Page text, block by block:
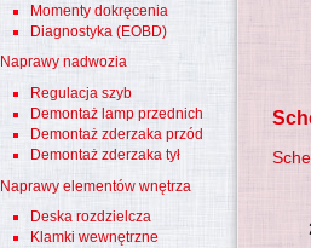
Momenty dokręcenia
Diagnostyka (EOBD)
Naprawy nadwozia
Regulacja szyb
Demontaż lamp przednich
Demontaż zderzaka przód
Demontaż zderzaka tył
Naprawy elementów wnętrza
Deska rozdzielcza
Klamki wewnętrzne